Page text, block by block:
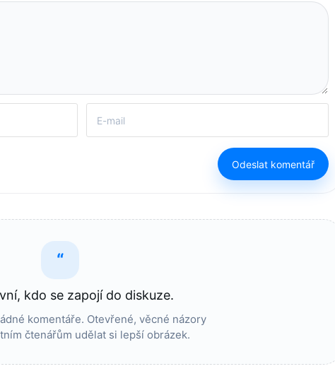
Odeslat komentář
“
kdo se zapojí do diskuze.
komentáře. Otevřené, věcné názory
čtenářům udělat si lepší obrázek.